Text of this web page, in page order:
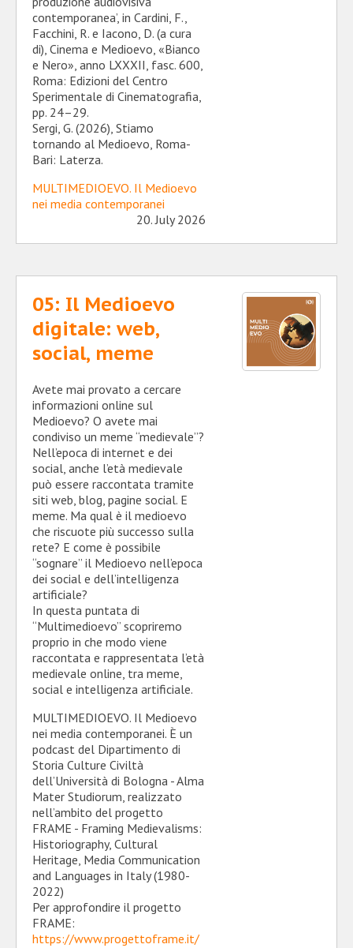
contemporanea’, in Cardini, F.,
Facchini, R. e Iacono, D. (a cura
di), Cinema e Medioevo, «Bianco
e Nero», anno LXXXII, fasc. 600,
Roma: Edizioni del Centro
Sperimentale di Cinematografia,
pp. 24–29.
Sergi, G. (2026), Stiamo
tornando al Medioevo, Roma-
Bari: Laterza.
MULTIMEDIOEVO. Il Medioevo
nei media contemporanei
20. July 2026
05: Il Medioevo
digitale: web,
social, meme
Avete mai provato a cercare
informazioni online sul
Medioevo? O avete mai
condiviso un meme “medievale”?
Nell’epoca di internet e dei
social, anche l’età medievale
può essere raccontata tramite
siti web, blog, pagine social. E
meme. Ma qual è il medioevo
che riscuote più successo sulla
rete? E come è possibile
“sognare” il Medioevo nell’epoca
dei social e dell’intelligenza
artificiale?
In questa puntata di
“Multimedioevo” scopriremo
proprio in che modo viene
raccontata e rappresentata l’età
medievale online, tra meme,
social e intelligenza artificiale.
MULTIMEDIOEVO. Il Medioevo
nei media contemporanei. È un
podcast del Dipartimento di
Storia Culture Civiltà
dell’Università di Bologna - Alma
Mater Studiorum, realizzato
nell’ambito del progetto
FRAME - Framing Medievalisms:
Historiography, Cultural
Heritage, Media Communication
and Languages in Italy (1980-
2022)
Per approfondire il progetto
FRAME:
https://www.progettoframe.it/